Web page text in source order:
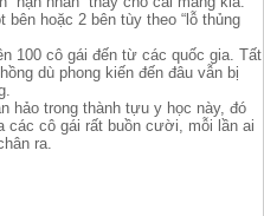
bên hoặc 2 bên tùy theo “lỗ thủng
100 cô gái đến từ các quốc gia. Tất
dù phong kiến đến đâu vẫn bị
hảo trong thành tựu y học này, đó
các cô gái rất buồn cười, mỗi lần ai
ra.